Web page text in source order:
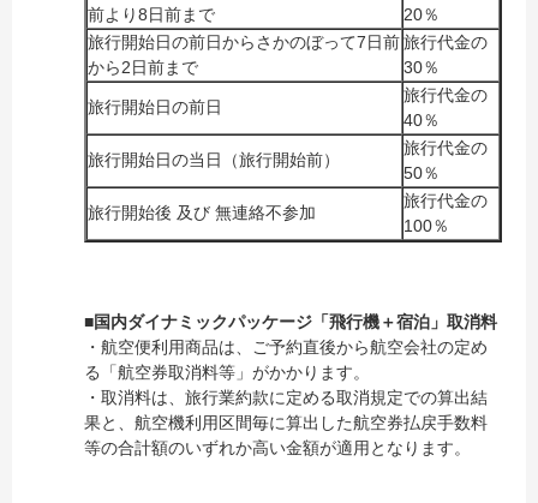
前より8日前まで
20％
旅行開始日の前日からさかのぼって7日前
から2日前まで
旅行代金の
30％
旅行開始日の前日
旅行代金の
40％
旅行開始日の当日（旅行開始前）
旅行代金の
50％
旅行開始後 及び 無連絡不参加
旅行代金の
100％
■国内ダイナミックパッケージ「飛行機＋宿泊」取消料
・航空便利用商品は、ご予約直後から航空会社の定め
る「航空券取消料等」がかかります。
・取消料は、旅⾏業約款に定める取消規定での算出結
果と、航空機利⽤区間毎に算出した航空券払戻手数料
等の合計額のいずれか⾼い⾦額が適用となります。